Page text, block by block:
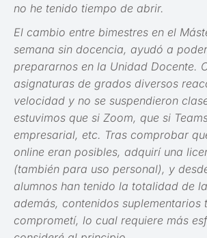
no he tenido tiempo de abrir.
El cambio entre bimestres en el
semana sin docencia, ayudó a
prepararnos en la Unidad Docente.
asignaturas de grados diversos
velocidad y no se suspendieron
estuvimos que si Zoom, que si
empresarial, etc. Tras comprobar
online eran posibles, adquirí una
(también para uso personal), y
alumnos han tenido la totalidad de
además, contenidos suplementarios
comprometí, lo cual requiere más